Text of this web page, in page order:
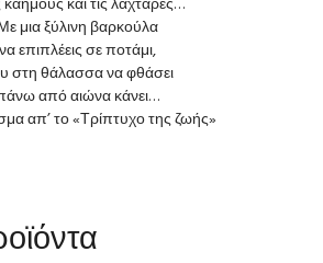
και τις λαχτάρες…
μια ξύλινη βαρκούλα
να επιπλέεις σε ποτάμι,
στη θάλασσα να φθάσει
από αιώνα κάνει…
απ’ το «Τρίπτυχο της ζωής»